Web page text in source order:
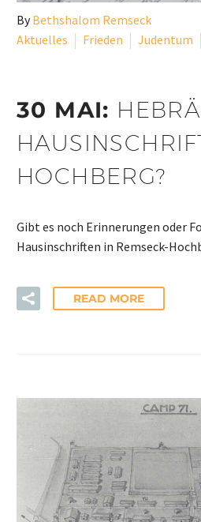
ByBethshalom Remseck
Aktuelles
Frieden Judentum
30 MAI:
HOCHBERG?
Gibt es noch Erinnerungen oder
Hausinschriften in Remseck-
READ MORE